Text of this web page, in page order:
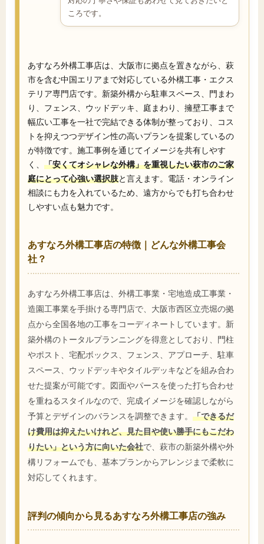
ころです。
あすなろ外構工事店は、大阪市に拠点を置きながら、萩
市を含む中国エリアまで対応している外構工事・エクス
テリア専門店です。新築外構から駐車スペース、門まわ
り、フェンス、ウッドデッキ、庭まわり、擁壁工事まで
幅広い工事を一社で完結できる体制が整っており、コス
トを抑えつつデザイン性の高いプランを提案しているの
が特徴です。施工事例を通じてイメージを共有しやす
く、 「安くてオシャレな外構」を重視したい萩市のご家
庭にとって心強い選択肢と言えます。電話・オンライン
相談にも力を入れているため、遠方からでも打ち合わせ
しやすい点も魅力です。
あすなろ外構工事店の特徴｜どんな外構工事会
社？
あすなろ外構工事店は、外構工事業・宅地造成工事業・
造園工事業を手掛ける専門店で、大阪市西区立売堀の拠
点から全国各地の工事をコーディネートしています。新
築外構のトータルプランニングを得意としており、門柱
やポスト、宅配ボックス、フェンス、アプローチ、駐車
スペース、ウッドデッキやタイルデッキなどを組み合わ
せた提案が可能です。図面やパースを使った打ち合わせ
を重ねるスタイルなので、完成イメージを確認しながら
予算とデザインのバランスを調整できます。 「できるだ
け費用は抑えたいけれど、見た目や使い勝手にもこだわ
りたい」という方に向いた会社で、萩市の新築外構や外
構リフォームでも、基本プランからアレンジまで柔軟に
対応してくれます。
評判の傾向から見るあすなろ外構工事店の強み